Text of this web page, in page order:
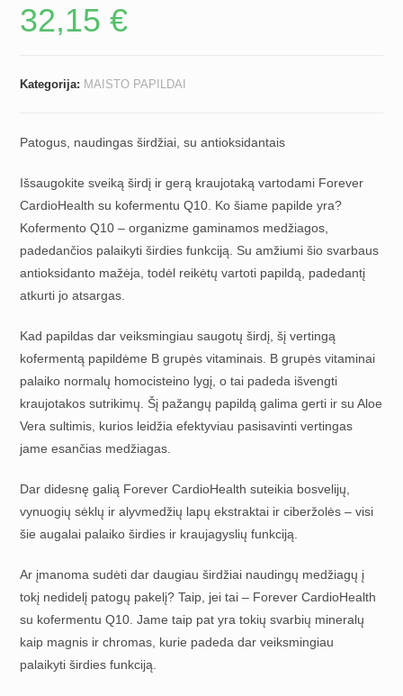
32,15€
Kategorija: MAISTO PAPILDAI
Patogus, naudingas širdžiai, su antioksidantais
Išsaugokite sveiką širdį ir gerą kraujotaką vartodami Forever
CardioHealth su kofermentu Q10. Ko šiame papilde yra?
Kofermento Q10 – organizme gaminamos medžiagos,
padedančios palaikyti širdies funkciją. Su amžiumi šio svarbaus
antioksidanto mažėja, todėl reikėtų vartoti papildą, padedantį
atkurti jo atsargas.
Kad papildas dar veiksmingiau saugotų širdį, šį vertingą
kofermentą papildėme B grupės vitaminais. B grupės vitaminai
palaiko normalų homocisteino lygį, o tai padeda išvengti
kraujotakos sutrikimų. Šį pažangų papildą galima gerti ir su Aloe
Vera sultimis, kurios leidžia efektyviau pasisavinti vertingas
jame esančias medžiagas.
Dar didesnę galią Forever CardioHealth suteikia bosvelijų,
vynuogių sėklų ir alyvmedžių lapų ekstraktai ir ciberžolės – visi
šie augalai palaiko širdies ir kraujagyslių funkciją.
Ar įmanoma sudėti dar daugiau širdžiai naudingų medžiagų į
tokį nedidelį patogų pakelį? Taip, jei tai – Forever CardioHealth
su kofermentu Q10. Jame taip pat yra tokių svarbių mineralų
kaip magnis ir chromas, kurie padeda dar veiksmingiau
palaikyti širdies funkciją.